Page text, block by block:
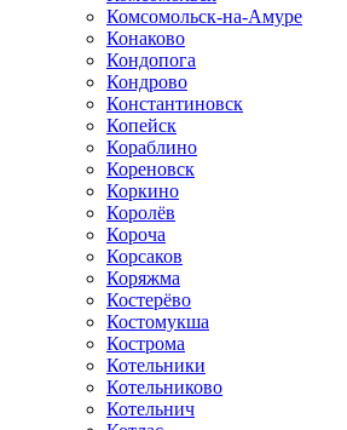
Комсомольск-на-Амуре
Конаково
Кондопога
Кондрово
Константиновск
Копейск
Кораблино
Кореновск
Коркино
Королёв
Короча
Корсаков
Коряжма
Костерёво
Костомукша
Кострома
Котельники
Котельниково
Котельнич